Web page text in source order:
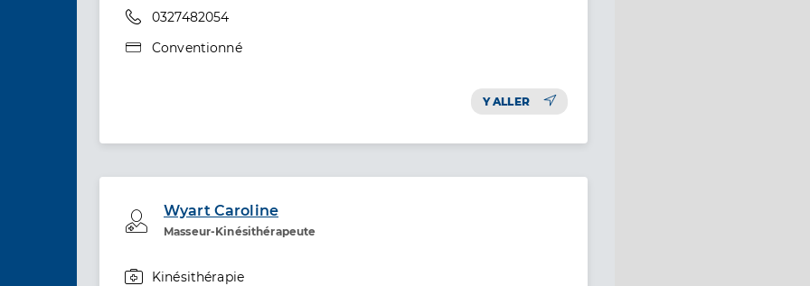
Téléphone
0327482054
Type de convention
Conventionné
Y ALLER
Wyart Caroline
Masseur-Kinésithérapeute
Professionel de santé
Kinésithérapie